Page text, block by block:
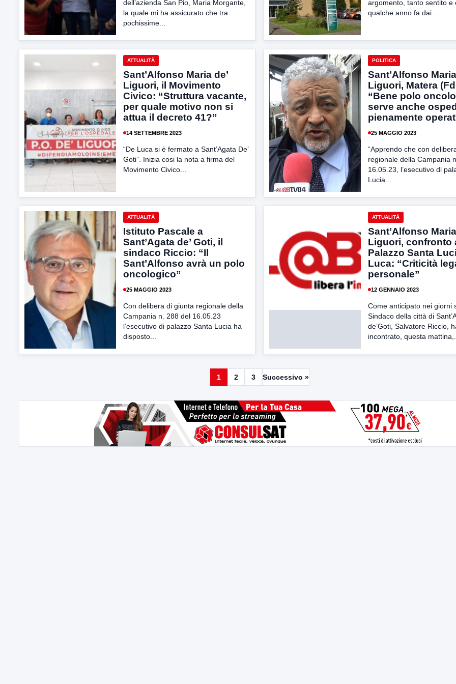
dell’azienda San Pio, Maria Morgante,
la quale mi ha assicurato che tra
pochissime...
argomento, tanto sentito e
qualche anno fa dai...
ATTUALITÀ
Sant’Alfonso Maria de’
Liguori, il Movimento
Civico: “Struttura vacante,
per quale motivo non si
attua il decreto 41?”
14 SETTEMBRE 2023
“De Luca si è fermato a Sant’Agata De’
Goti”. Inizia cosi la nota a firma del
Movimento Civico...
POLITICA
Sant’Alfonso Maria
Liguori, Matera
“Bene polo
serve anche
pienamente
25 MAGGIO 2023
“Apprendo che con
regionale della Campania
16.05.23, l’esecutivo di
Lucia...
ATTUALITÀ
Istituto Pascale a
Sant’Agata de’ Goti, il
sindaco Riccio: “Il
Sant’Alfonso avrà un polo
oncologico”
25 MAGGIO 2023
Con delibera di giunta regionale della
Campania n. 288 del 16.05.23
l’esecutivo di palazzo Santa Lucia ha
disposto...
ATTUALITÀ
Sant’Alfonso Maria
Liguori, confronto
Palazzo Santa
Luca: “Criticità
personale”
12 GENNAIO 2023
Come anticipato nei giorni
Sindaco della città di
de’Goti, Salvatore Riccio,
incontrato, questa
1 2 3 Successivo »